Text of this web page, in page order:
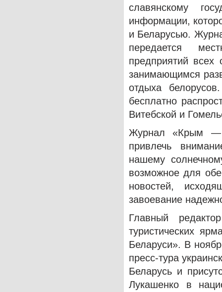
славянскому
информации,
и Беларусью.
передается
предприятий всех
занимающимся
отдыха
бесплатно
Витебской и
Журнал «Крым —
привлечь
нашему
возможное для
новостей,
завоевание
Главный
туристических
Беларуси». В
пресс-тура
Беларусь и
Лукашенко в